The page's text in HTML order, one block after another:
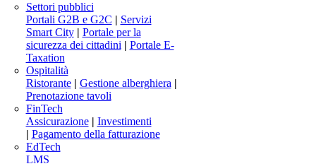
Settori pubblici
Portali G2B e G2C | Servizi
Smart City| Portale per la
sicurezza dei cittadini| Portale E-
Taxation
Ospitalità
Ristorante| Gestione alberghiera|
Prenotazione tavoli
FinTech
Assicurazione| Investimenti
| Pagamento della fatturazione
EdTech
LMS